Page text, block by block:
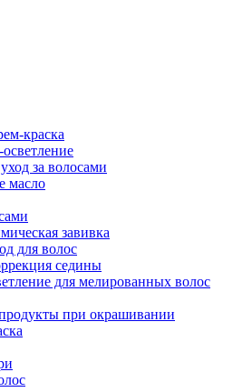
краска
за волосами
масло
завивка
для волос
седины
для мелированных волос
при окрашивании